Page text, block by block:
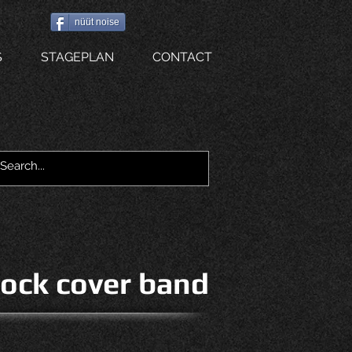
STAGEPLAN CONTACT
nüüt noise
cover band